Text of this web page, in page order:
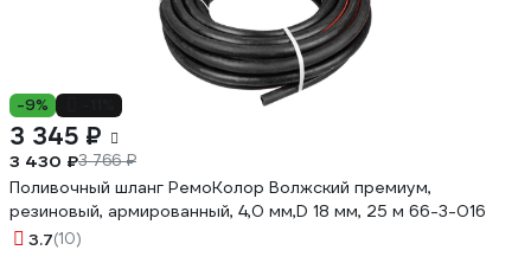
-9%
3 345 ₽
3 430 ₽3 766 ₽
Поливочный шланг РемоКолор Волжский премиум,
резиновый, армированный, 4,0 мм,D 18 мм, 25 м 66-3-016
3.7(10)